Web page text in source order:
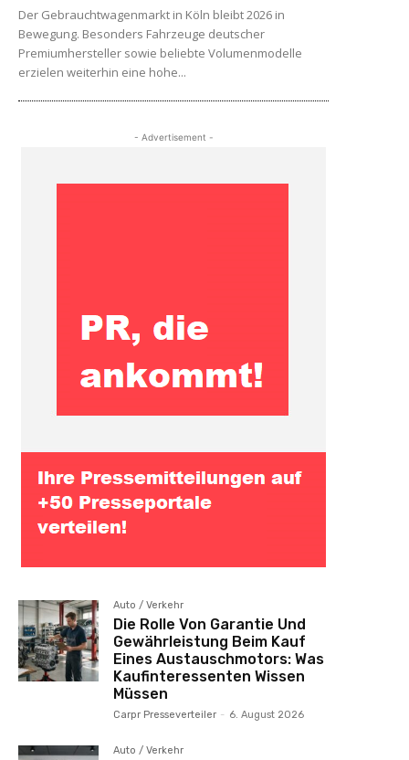
Der Gebrauchtwagenmarkt in Köln bleibt 2026 in
Bewegung. Besonders Fahrzeuge deutscher
Premiumhersteller sowie beliebte Volumenmodelle
erzielen weiterhin eine hohe...
- Advertisement -
Auto / Verkehr
Die Rolle Von Garantie Und
Gewährleistung Beim Kauf
Eines Austauschmotors: Was
Kaufinteressenten Wissen
Müssen
Carpr Presseverteiler - 6. August 2026
Auto / Verkehr